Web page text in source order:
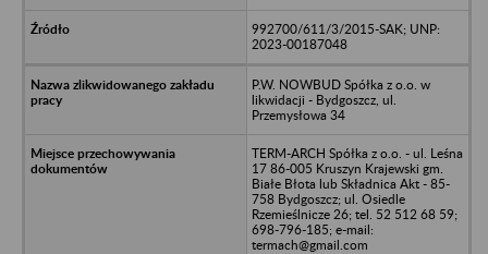
992700/611/3/2015-SAK; UNP:
2023-00187048
P.W. NOWBUD Spółka z o.o. w
likwidacji - Bydgoszcz, ul.
Przemysłowa 34
TERM-ARCH Spółka z o.o. - ul. Leśna
17 86-005 Kruszyn Krajewski gm.
Białe Błota lub Składnica Akt - 85-
758 Bydgoszcz; ul. Osiedle
Rzemieślnicze 26; tel. 52 512 68 59;
698-796-185; e-mail:
termach@gmail.com